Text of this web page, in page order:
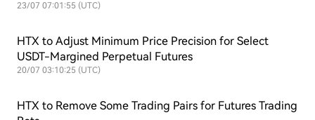
23/07 07:01:55 (UTC)
HTX to Adjust Minimum Price Precision for Select
USDT-Margined Perpetual Futures
20/07 03:10:25 (UTC)
HTX to Remove Some Trading Pairs for Futures Trading